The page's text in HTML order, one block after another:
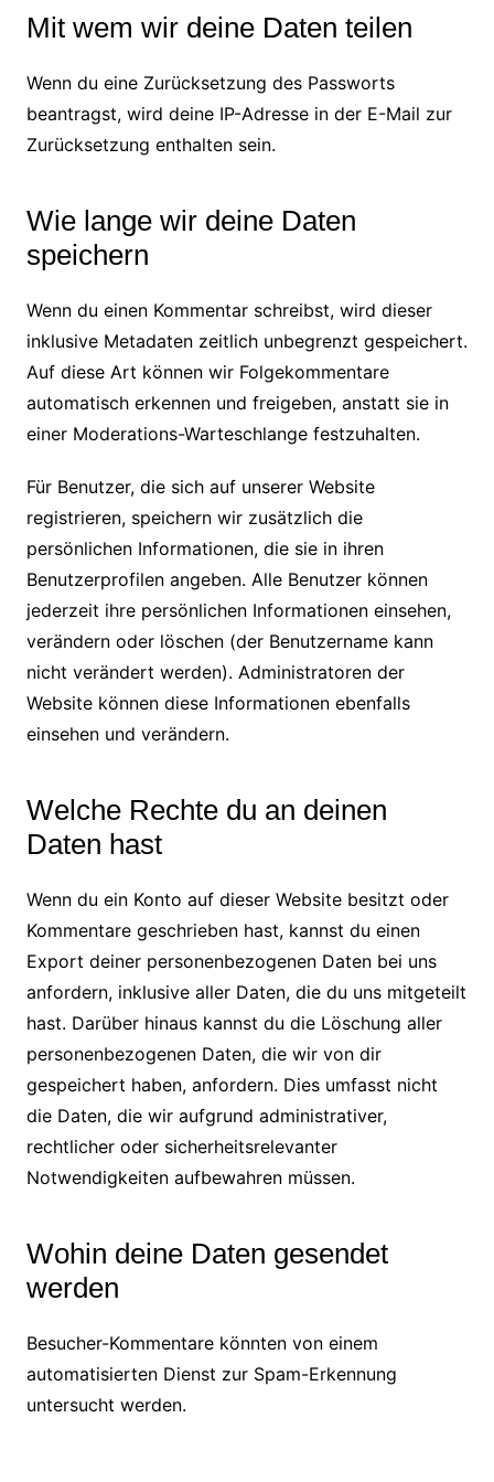
Mit wem wir deine Daten teilen
Wenn du eine Zurücksetzung des Passworts
beantragst, wird deine IP-Adresse in der E-Mail zur
Zurücksetzung enthalten sein.
Wie lange wir deine Daten
speichern
Wenn du einen Kommentar schreibst, wird dieser
inklusive Metadaten zeitlich unbegrenzt gespeichert.
Auf diese Art können wir Folgekommentare
automatisch erkennen und freigeben, anstatt sie in
einer Moderations-Warteschlange festzuhalten.
Für Benutzer, die sich auf unserer Website
registrieren, speichern wir zusätzlich die
persönlichen Informationen, die sie in ihren
Benutzerprofilen angeben. Alle Benutzer können
jederzeit ihre persönlichen Informationen einsehen,
verändern oder löschen (der Benutzername kann
nicht verändert werden). Administratoren der
Website können diese Informationen ebenfalls
einsehen und verändern.
Welche Rechte du an deinen
Daten hast
Wenn du ein Konto auf dieser Website besitzt oder
Kommentare geschrieben hast, kannst du einen
Export deiner personenbezogenen Daten bei uns
anfordern, inklusive aller Daten, die du uns mitgeteilt
hast. Darüber hinaus kannst du die Löschung aller
personenbezogenen Daten, die wir von dir
gespeichert haben, anfordern. Dies umfasst nicht
die Daten, die wir aufgrund administrativer,
rechtlicher oder sicherheitsrelevanter
Notwendigkeiten aufbewahren müssen.
Wohin deine Daten gesendet
werden
Besucher-Kommentare könnten von einem
automatisierten Dienst zur Spam-Erkennung
untersucht werden.